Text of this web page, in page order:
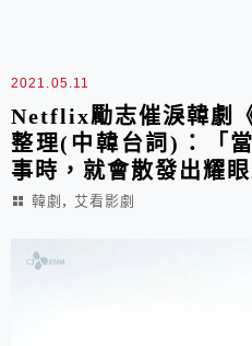
2021.05.11
Netflix勵志催淚韓劇
整理(中韓台詞)：「
事時，就會散發出耀眼
韓劇 , 艾看影劇